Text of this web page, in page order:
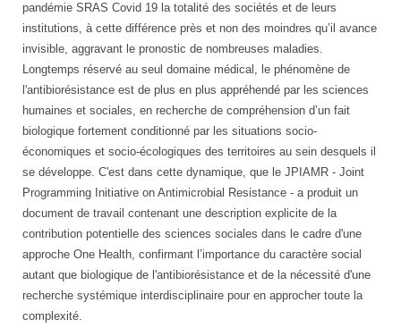
pandémie SRAS Covid 19 la totalité des sociétés et de leurs
institutions, à cette différence près et non des moindres qu’il avance
invisible, aggravant le pronostic de nombreuses maladies.
Longtemps réservé au seul domaine médical, le phénomène de
l'antibiorésistance est de plus en plus appréhendé par les sciences
humaines et sociales, en recherche de compréhension d’un fait
biologique fortement conditionné par les situations socio-
économiques et socio-écologiques des territoires au sein desquels il
se développe. C'est dans cette dynamique, que le JPIAMR - Joint
Programming Initiative on Antimicrobial Resistance - a produit un
document de travail contenant une description explicite de la
contribution potentielle des sciences sociales dans le cadre d'une
approche One Health, confirmant l’importance du caractère social
autant que biologique de l'antibiorésistance et de la nécessité d'une
recherche systémique interdisciplinaire pour en approcher toute la
complexité.